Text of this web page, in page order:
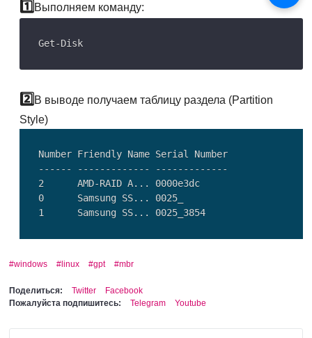
Выполняем команду:
В выводе получаем таблицу раздела (Partition
Style)
Number Friendly Name Serial Number
------ ------------- -------------
2      AMD-RAID A... 0000e3dc			              Healthy              1.82TB 			GPT
0      Samsung SS... 0025_				              Healthy              465.76 GB 		MBR
windows linux gpt mbr
Поделиться: Twitter
Facebook
Пожалуйста подпишитесь:
Telegram Youtube